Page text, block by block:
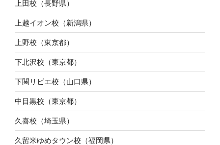
上田校（長野県）
上越イオン校（新潟県）
上野校（東京都）
下北沢校（東京都）
下関リピエ校（山口県）
中目黒校（東京都）
久喜校（埼玉県）
久留米ゆめタウン校（福岡県）